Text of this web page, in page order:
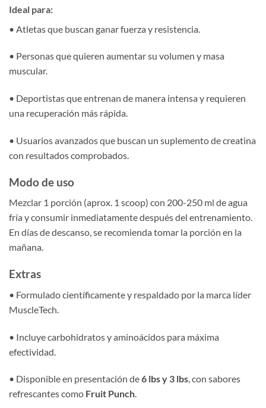
Ideal para:
• Atletas que buscan ganar fuerza y resistencia.
• Personas que quieren aumentar su volumen y masa
muscular.
• Deportistas que entrenan de manera intensa y requieren
una recuperación más rápida.
• Usuarios avanzados que buscan un suplemento de creatina
con resultados comprobados.
Modo de uso
Mezclar 1 porción (aprox. 1 scoop) con 200-250 ml de agua
fría y consumir inmediatamente después del entrenamiento.
En días de descanso, se recomienda tomar la porción en la
mañana.
Extras
• Formulado científicamente y respaldado por la marca líder
MuscleTech.
• Incluye carbohidratos y aminoácidos para máxima
efectividad.
• Disponible en presentación de6 lbs y 3 lbs, con sabores
refrescantes como Fruit Punch.